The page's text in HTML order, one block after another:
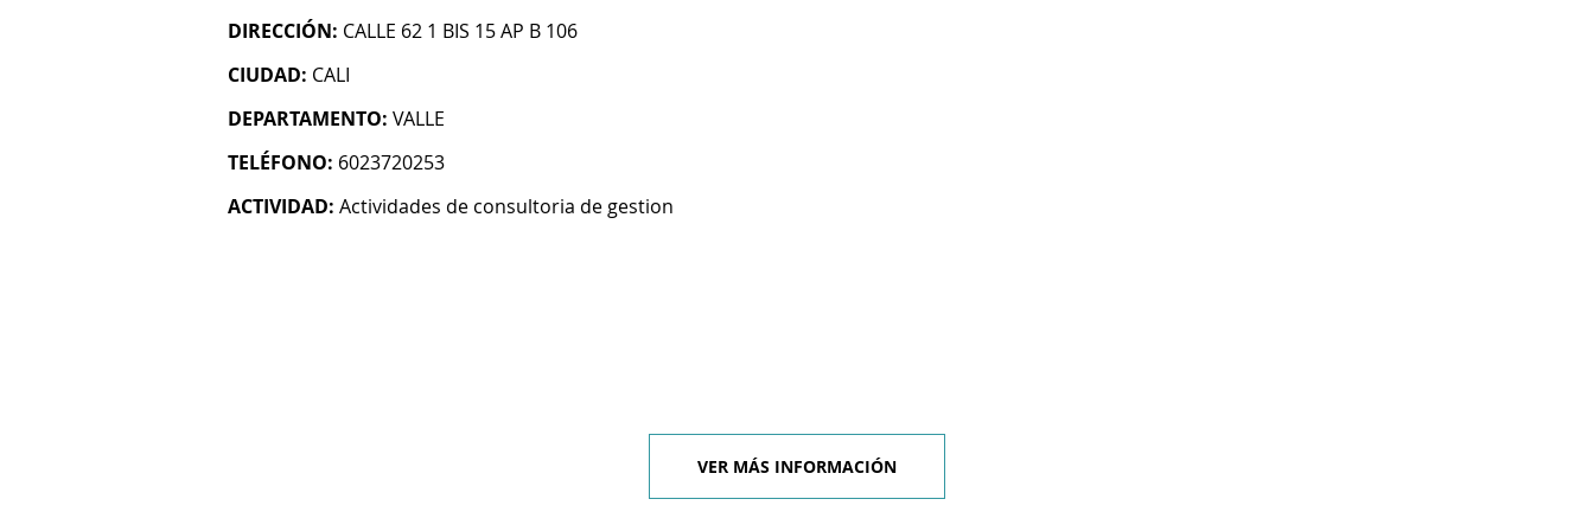
DIRECCIÓN: CALLE 62 1 BIS 15 AP B 106
CIUDAD: CALI
DEPARTAMENTO: VALLE
TELÉFONO: 6023720253
ACTIVIDAD: Actividades de consultoria de gestion
VER MÁS INFORMACIÓN